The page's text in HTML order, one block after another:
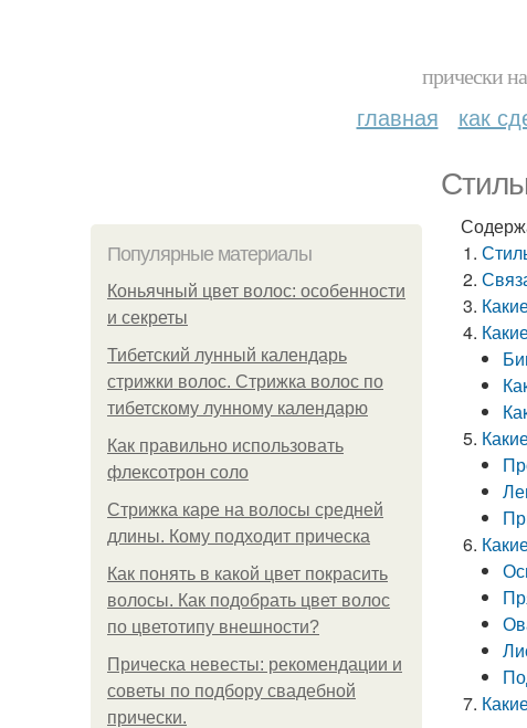
прически
главная как
Популярные материалы
Коньячный цвет волос: особенности
и секреты
Тибетский лунный календарь
стрижки волос. Стрижка волос по
тибетскому лунному календарю
Как правильно использовать
флексотрон соло
Стрижка каре на волосы средней
длины. Кому подходит прическа
Как понять в какой цвет покрасить
волосы. Как подобрать цвет волос
по цветотипу внешности?
Прическа невесты: рекомендации и
советы по подбору свадебной
прически.